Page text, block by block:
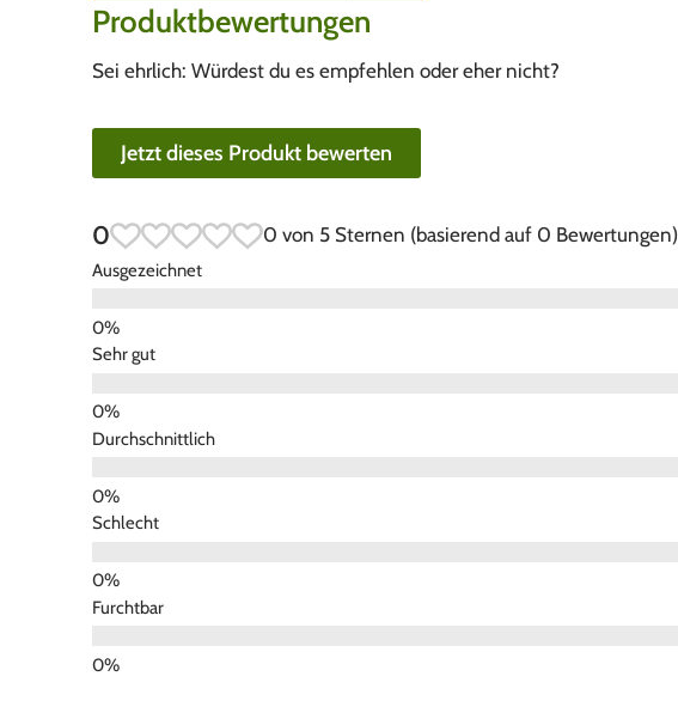
Produktbewertungen
Sei ehrlich: Würdest du es empfehlen oder eher nicht?
Jetzt dieses Produkt bewerten
0 0 von 5 Sternen (basierend auf 0 Bewertungen)
Ausgezeichnet
Sehr gut
Durchschnittlich
Schlecht
Furchtbar